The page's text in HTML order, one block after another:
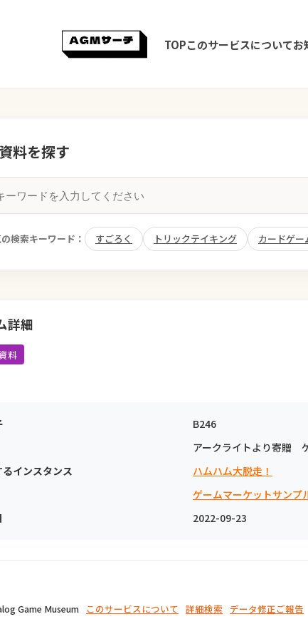
TOPこのサービスについてお
資料を探す
検索キーワード： すごろく トリックテイキング カードゲー
詳細
料
B246
アークライトより寄贈
インスタンス
ハムハム大脱走！
ゲームマーケットサンプ
2022-09-23
Game Museum このサービスについて 詳細検索 データ修正ご報告